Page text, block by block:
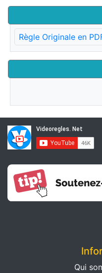
Règle Originale en
Qui